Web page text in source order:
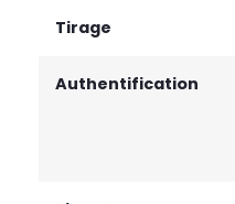
Tirage
Authentification